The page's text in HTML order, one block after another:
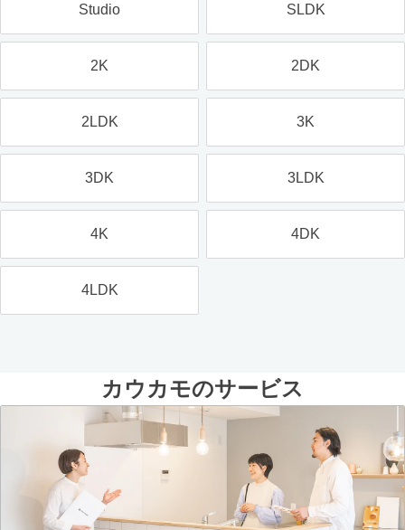
Studio SLDK
2K 2DK
2LDK 3K
3DK 3LDK
4K 4DK
4LDK
カウカモのサービス